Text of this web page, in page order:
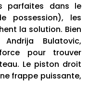
parfaites dans le
possession), les
la solution. Bien
Bulatovic,
pour trouver
Le piston droit
frappe puissante,